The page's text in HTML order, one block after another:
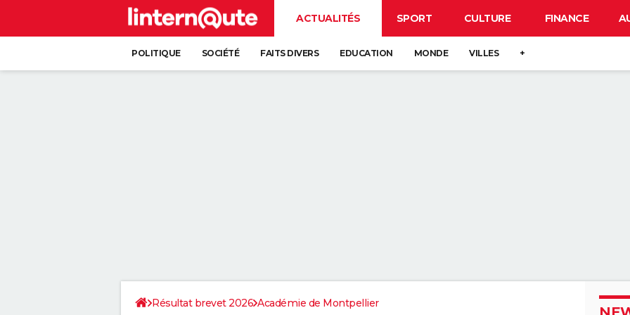
ACTUALITÉS SPORT CULTURE FINANCE
POLITIQUE SOCIÉTÉ FAITS DIVERS EDUCATION MONDE VILLES +
Résultat brevet 2026 Académie de Montpellier